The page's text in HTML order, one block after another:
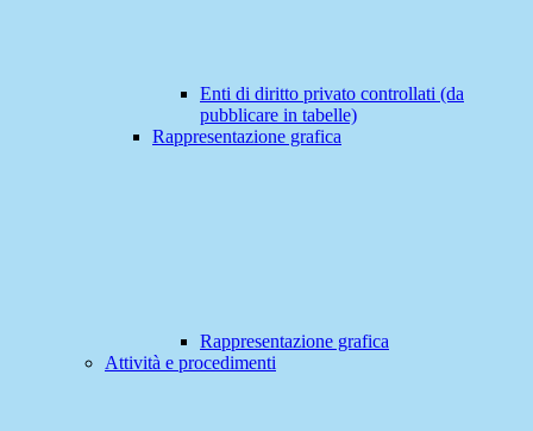
Enti di diritto privato controllati (da
pubblicare in tabelle)
Rappresentazione grafica
Rappresentazione grafica
Attività e procedimenti